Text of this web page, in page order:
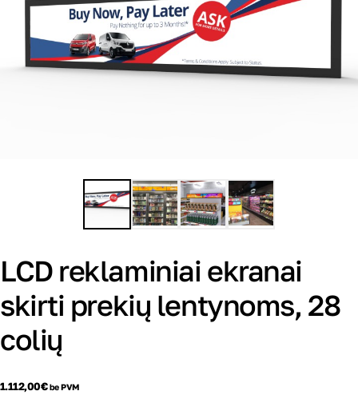
LCD reklaminiai ekranai
skirti prekių lentynoms, 28
colių
1.112,00€ be PVM